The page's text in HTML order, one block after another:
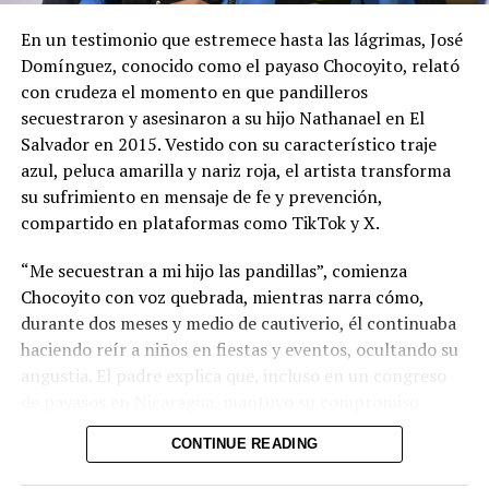
sus adversarios para cuestionar su discurso de respeto
institucional.
Su presentación presidencial también dejó una señal
incómoda: el partido no permitió que los periodistas la
entrevistaran y la jornada estuvo marcada por reclamos
internos sobre el manejo anticipado de las candidaturas.
No son hechos que destruyan una campaña, pero sí
proyectar para recuperar credibilidad.
El mayor problema de Iraheta no es su perfil personal,
sino ARENA. El partido que gobernó entre 1989 y 2009
conserva únicamente dos diputados y obtuvo apenas el
Dentro de la organización tampoco ha existido una
En un testimonio que estremece hasta las lágrimas, José
Domínguez, conocido como el payaso Chocoyito, relató
con crudeza el momento en que pandilleros
secuestraron y asesinaron a su hijo Nathanael en El
Salvador en 2015. Vestido con su característico traje
azul, peluca amarilla y nariz roja, el artista transforma
su sufrimiento en mensaje de fe y prevención,
compartido en plataformas como TikTok y X.
“Me secuestran a mi hijo las pandillas”, comienza
Chocoyito con voz quebrada, mientras narra cómo,
durante dos meses y medio de cautiverio, él continuaba
haciendo reír a niños en fiestas y eventos, ocultando su
angustia. El padre explica que, incluso en un congreso
escénico pese al infierno personal que vivía.
CONTINUE READING